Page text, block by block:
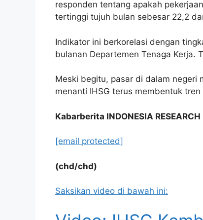
responden tentang apakah
tertinggi tujuh bulan sebesar 22,2
Indikator ini berkorelasi dengan
bulanan Departemen Tenaga Kerja.
Meski begitu, pasar di dalam negeri
menanti IHSG terus membentuk tren
Kabarberita INDONESIA RESEARCH
[email protected]
(chd/chd)
Saksikan video di bawah ini: